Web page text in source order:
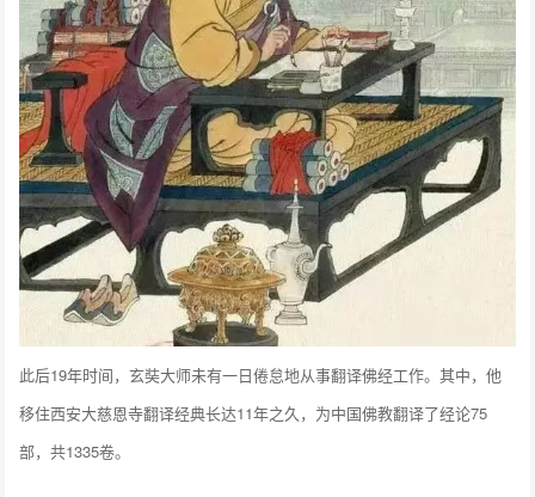
此后19年时间，玄奘大师未有一日倦怠地从事翻译佛经工作。其中，他
移住西安大慈恩寺翻译经典长达11年之久，为中国佛教翻译了经论75
部，共1335卷。